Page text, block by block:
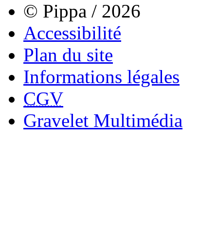
© Pippa / 2026
Accessibilité
Plan du site
Informations légales
CGV
Gravelet Multimédia